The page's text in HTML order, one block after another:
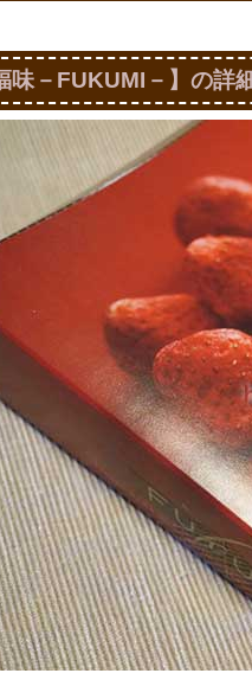
味－FUKUMI－】の詳